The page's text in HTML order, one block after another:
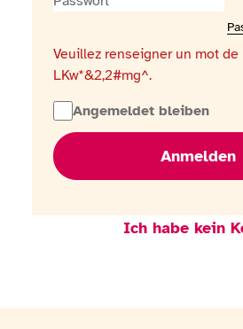
Veuillez renseigner un mot de
LKw*&2,2#mg^.
Angemeldet bleiben
Anmelden
Ich habe kein